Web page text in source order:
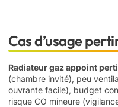
Cas d’usage
Radiateur gaz appoint
(chambre invité), peu
ouvrante facile), budget
risque CO mineure